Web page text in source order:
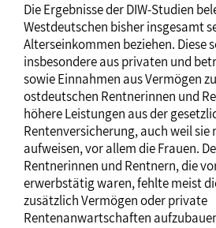
Die Ergebnisse der DIW-Studien
Westdeutschen bisher insgesamt
Alterseinkommen beziehen. Diese
insbesondere aus privaten und
sowie Einnahmen aus Vermögen
ostdeutschen Rentnerinnen und
höhere Leistungen aus der
Rentenversicherung, auch weil
aufweisen, vor allem die Frauen.
Rentnerinnen und Rentnern, die
erwerbstätig waren, fehlte meist
zusätzlich Vermögen oder private
Rentenanwartschaften